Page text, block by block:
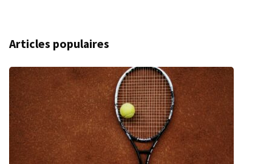
Articles populaires